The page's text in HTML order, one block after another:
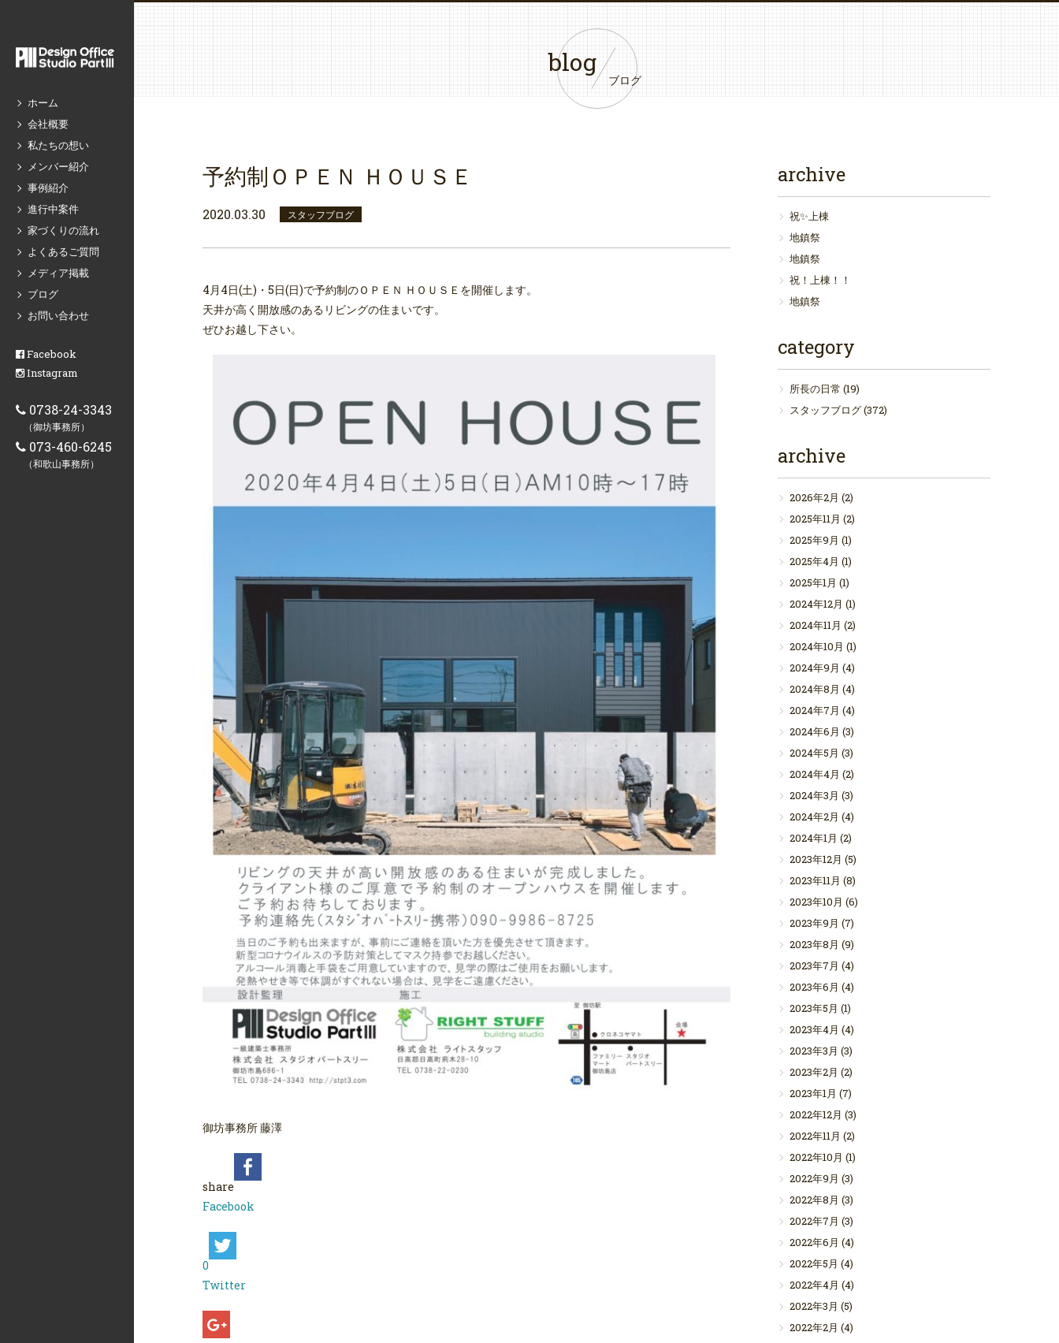
ホーム
会社概要
私たちの想い
メンバー紹介
事例紹介
進行中案件
家づくりの流れ
よくあるご質問
メディア掲載
ブログ
お問い合わせ
Facebook
Instagram
0738-24-3343
（御坊事務所）
073-460-6245
（和歌山事務所）
ブログ
blog
予約制ＯＰＥＮ ＨＯＵＳＥ
2020.03.30 スタッフブログ
4月4日(土)・5日(日)で予約制のＯＰＥＮ ＨＯＵＳＥを開催します。
天井が高く開放感のあるリビングの住まいです。
ぜひお越し下さい。
御坊事務所 藤澤
share
Facebook
0
Twitter
archive
祝✨上棟
地鎮祭
地鎮祭
祝！上棟！！
地鎮祭
category
所長の日常 (19)
スタッフブログ(372)
archive
2026年2月 (2)
2025年11月 (2)
2025年9月 (1)
2025年4月 (1)
2025年1月 (1)
2024年12月 (1)
2024年11月 (2)
2024年10月 (1)
2024年9月 (4)
2024年8月 (4)
2024年7月 (4)
2024年6月 (3)
2024年5月 (3)
2024年4月 (2)
2024年3月 (3)
2024年2月 (4)
2024年1月 (2)
2023年12月 (5)
2023年11月 (8)
2023年10月 (6)
2023年9月 (7)
2023年8月 (9)
2023年7月 (4)
2023年6月 (4)
2023年5月 (1)
2023年4月 (4)
2023年3月 (3)
2023年2月 (2)
2023年1月 (7)
2022年12月 (3)
2022年11月 (2)
2022年10月 (1)
2022年9月 (3)
2022年8月 (3)
2022年7月 (3)
2022年6月 (4)
2022年5月 (4)
2022年4月 (4)
2022年3月 (5)
2022年2月 (4)